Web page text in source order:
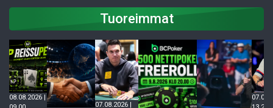
Tuoreimmat
08.08.2026 |
07.08.2026 |